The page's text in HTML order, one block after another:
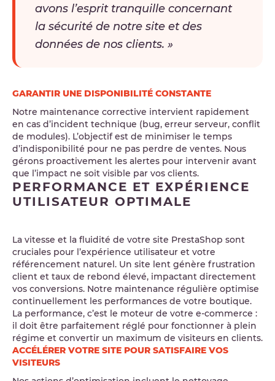
avons l’esprit tranquille concernant
la sécurité de notre site et des
données de nos clients. »
GARANTIR UNE DISPONIBILITÉ CONSTANTE
Notre maintenance corrective intervient rapidement
en cas d’incident technique (bug, erreur serveur, conflit
de modules). L’objectif est de minimiser le temps
d’indisponibilité pour ne pas perdre de ventes. Nous
gérons proactivement les alertes pour intervenir avant
que l’impact ne soit visible par vos clients.
PERFORMANCE ET EXPÉRIENCE
UTILISATEUR OPTIMALE
La vitesse et la fluidité de votre site PrestaShop sont
cruciales pour l’expérience utilisateur et votre
référencement naturel. Un site lent génère frustration
client et taux de rebond élevé, impactant directement
vos conversions. Notre maintenance régulière optimise
continuellement les performances de votre boutique.
La performance, c’est le moteur de votre e-commerce :
il doit être parfaitement réglé pour fonctionner à plein
régime et convertir un maximum de visiteurs en clients.
ACCÉLÉRER VOTRE SITE POUR SATISFAIRE VOS
VISITEURS